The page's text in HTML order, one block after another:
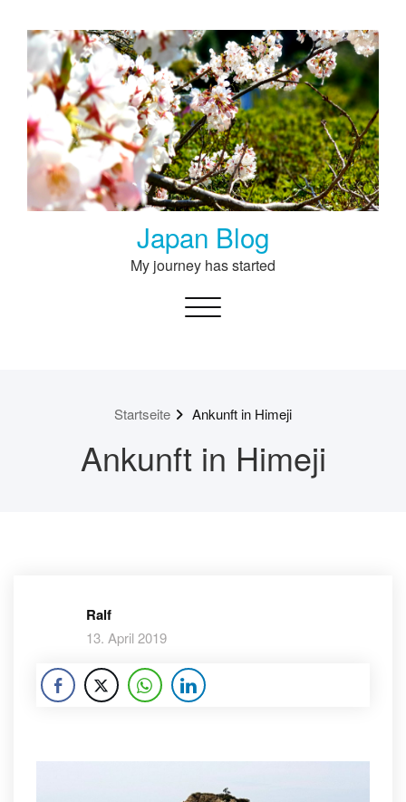
content
Japan Blog
My journey has started
Toggle navigation
Startseite Ankunft in Himeji
Ankunft in Himeji
Ralf
13. April 2019